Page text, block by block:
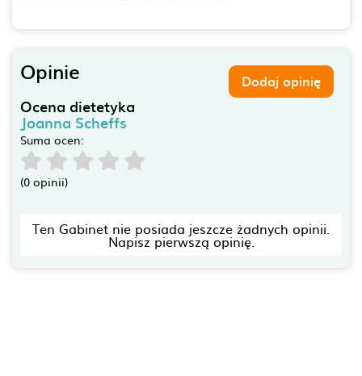
Opinie Dodaj opinię
Ocena dietetyka
Joanna Scheffs
Suma ocen:
(0 opinii)
Ten Gabinet nie posiada jeszcze żadnych opinii.
Napisz pierwszą opinię.